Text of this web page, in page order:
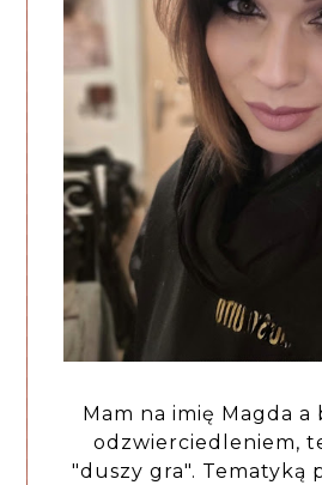
Mam na imię Magda
odzwierciedleniem,
"duszy gra". Tematyką